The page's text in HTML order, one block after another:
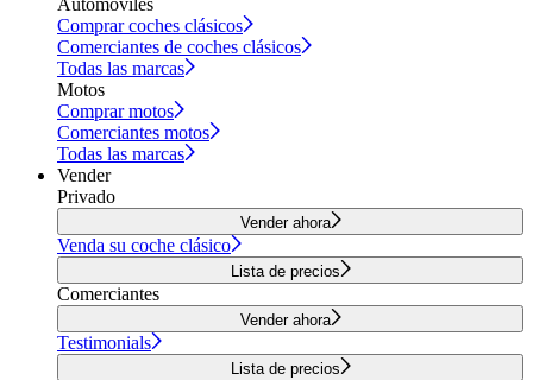
Automóviles
Comprar coches clásicos
Comerciantes de coches clásicos
Todas las marcas
Motos
Comprar motos
Comerciantes motos
Todas las marcas
Vender
Privado
Vender ahora
Venda su coche clásico
Lista de precios
Comerciantes
Vender ahora
Testimonials
Lista de precios